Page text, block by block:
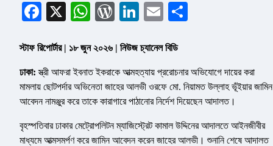
Facebook
X WhatsApp
WordPress
LinkedIn
Email
স্টাফ রিপোর্টার | ১৮ জুন ২০২৬ | নিউজ চ্যানেল বিডি
ঢাকা: স্ত্রী আফরা ইবনাত ইকরাকে আত্মহত্যায় প্ররোচনার অভিযোগে দায়ের করা
মামলায় ছোটপর্দার অভিনেতা জাহের আলভী ওরফে মো. নিয়ামত উল্লাহ ভূঁইয়ার জামিন
আবেদন নামঞ্জুর করে তাকে কারাগারে পাঠানোর নির্দেশ দিয়েছেন আদালত।
বৃহস্পতিবার ঢাকার মেট্রোপলিটন ম্যাজিস্ট্রেট কামাল উদ্দিনের আদালতে আইনজীবীর
মাধ্যমে আত্মসমর্পণ করে জামিন আবেদন করেন জাহের আলভী। শুনানি শেষে আদালত